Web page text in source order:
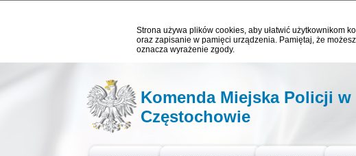
Strona używa plików cookies, aby ułatwić użytkownikom
oraz zapisanie w pamięci urządzenia. Pamiętaj, że
oznacza wyrażenie zgody.
Komenda Miejska Policji w
Częstochowie